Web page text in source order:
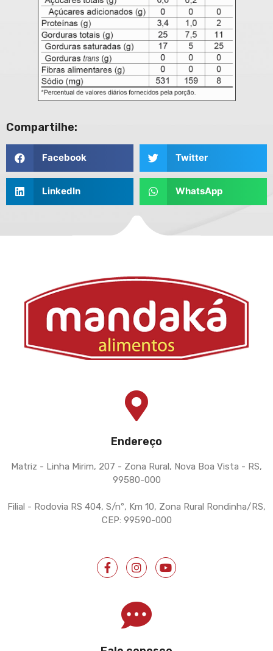
Compartilhe:
Facebook Twitter
LinkedIn WhatsApp
Endereço
Matriz - Linha Mirim, 207 - Zona Rural, Nova Boa Vista - RS,
99580-000
Filial - Rodovia RS 404, S/nº, Km 10, Zona Rural Rondinha/RS,
CEP: 99590-000